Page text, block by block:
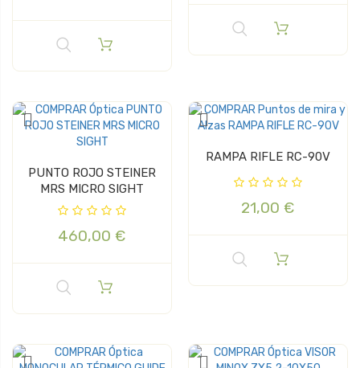
PUNTO ROJO STEINER
MRS MICRO SIGHT
460,00 €
RAMPA RIFLE RC-90V
21,00 €